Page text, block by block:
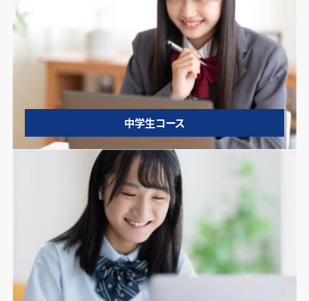
中学生コース